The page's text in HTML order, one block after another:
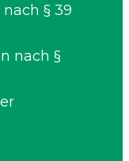
§ 39
nach §